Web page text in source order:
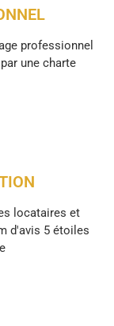
professionnel
une charte
locataires et
d'avis 5 étoiles